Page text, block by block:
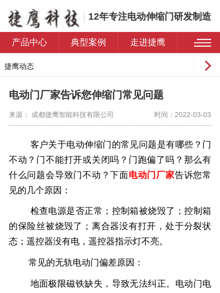
12年专注电动伸缩门研发制造
产品中心 典型案例 走进捷鹰
捷鹰动态
电动门厂家告诉您伸缩门常见问题
来源： 成都捷鹰智能科技有限公司 时间：2022-03-03
客户关于电动伸缩门的常见问题是有哪些？门
不动？门不能打开或关闭吗？门跑偏了吗？那么有
什么问题会导致门不动？下面电动门厂家告诉您常
见的几个原因：
检查电源是否正常；控制箱被烧毁了；控制箱
的保险丝被烧毁了；离合器没有打开，处于分裂状
态；遥控器没有电，遥控器指示灯不亮。
常见的无轨电动门偏差原因：
地面极限磁铁缺失，导致无法纠正。电动门电